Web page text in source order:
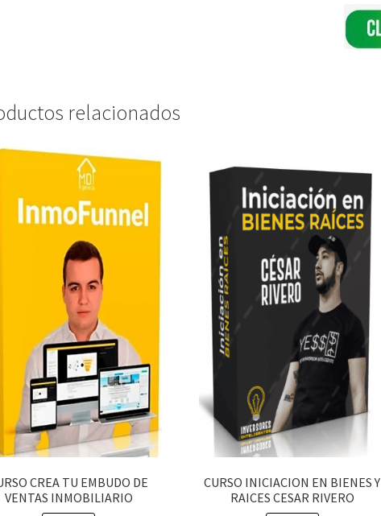
relacionados
CREA TU EMBUDO DE
VENTAS INMOBILIARIO
CURSO INICIACION EN BIENES Y
RAICES CESAR RIVERO